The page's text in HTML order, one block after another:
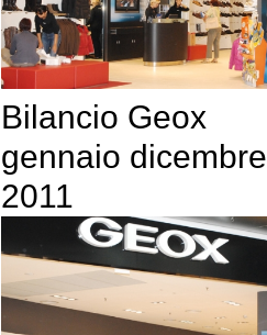
Bilancio Geox
gennaio dicembre
2011